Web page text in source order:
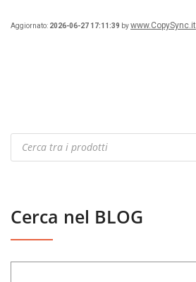
Aggiornato: 2026-06-27 17:11:39 bywww.CopySync.it
Products
search
Cerca nel BLOG